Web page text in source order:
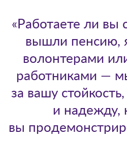
«Работаете ли вы
вышли пенсию,
волонтерами
работниками —
за вашу
и надежду,
вы